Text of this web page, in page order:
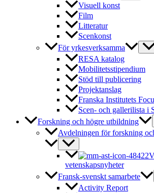
Visuell konst
Film
Litteratur
Scenkonst
För yrkesverksamma
RESA katalog
Mobilitetsstipendium
Stöd till publicering
Projektanslag
Franska Institutets
Scen- och gallerilista i
Forskning och högre utbildning
Avdelningen för forskning
vetenskapsnyheter
Fransk-svenskt samarbete
Activity Report